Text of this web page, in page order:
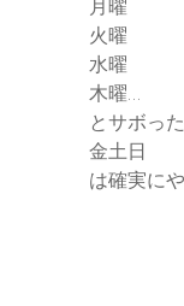
月曜
火曜
水曜
木曜…
とサボっ
金土日
は確実に